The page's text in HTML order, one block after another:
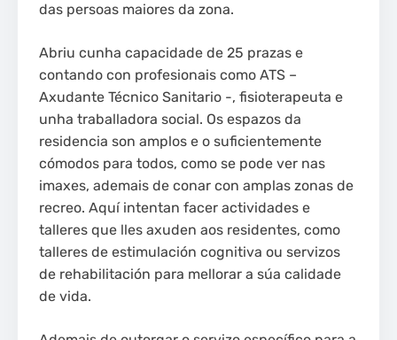
das persoas maiores da zona.
Abriu cunha capacidade de 25 prazas e
contando con profesionais como ATS –
Axudante Técnico Sanitario -, fisioterapeuta e
unha traballadora social. Os espazos da
residencia son amplos e o suficientemente
cómodos para todos, como se pode ver nas
imaxes, ademais de conar con amplas zonas de
recreo. Aquí intentan facer actividades e
talleres que lles axuden aos residentes, como
talleres de estimulación cognitiva ou servizos
de rehabilitación para mellorar a súa calidade
de vida.